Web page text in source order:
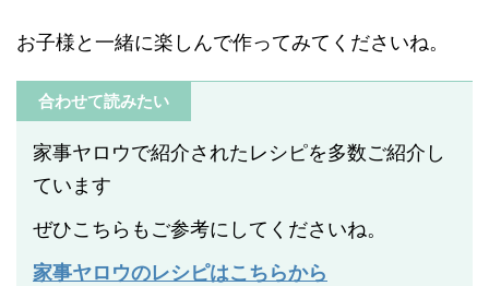
お子様と一緒に楽しんで作ってみてくださいね。
合わせて読みたい
家事ヤロウで紹介されたレシピを多数ご紹介し
ています
ぜひこちらもご参考にしてくださいね。
家事ヤロウのレシピはこちらから